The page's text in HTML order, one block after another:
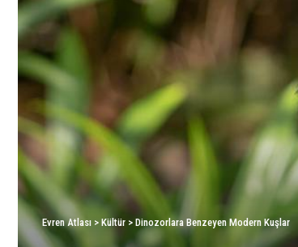
Evren Atlası > Kültür > Dinozorlara Benzeyen Modern Kuşlar